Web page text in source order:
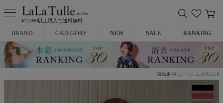
¥12,000以上購入で送料無料
BRAND
Anella
CATEGORY
ミニドレス
NEW SALE RANKING
商品番号 de-md-de3362z4